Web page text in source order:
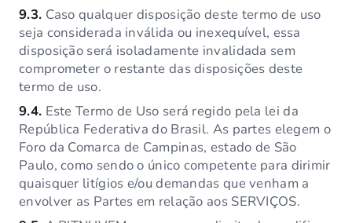
9.3. Caso qualquer disposição deste termo de uso
seja considerada inválida ou inexequível, essa
disposição será isoladamente invalidada sem
comprometer o restante das disposições deste
termo de uso.
9.4. Este Termo de Uso será regido pela lei da
República Federativa do Brasil. As partes elegem o
Foro da Comarca de Campinas, estado de São
Paulo, como sendo o único competente para dirimir
quaisquer litígios e/ou demandas que venham a
envolver as Partes em relação aos SERVIÇOS.